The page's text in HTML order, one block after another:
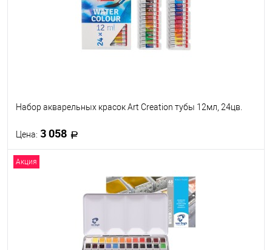
Набор акварельных красок Art Creation тубы 12мл, 24цв.
Цена: 3 058
Под заказ
Акция